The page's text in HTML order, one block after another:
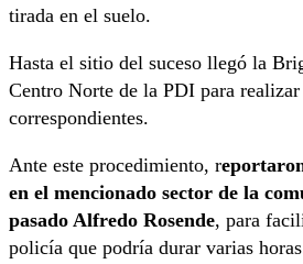
tirada en el suelo.
Hasta el sitio del suceso llegó la
Centro Norte de la PDI para
correspondientes.
Ante este procedimiento, r
en el mencionado sector de la
pasado Alfredo Rosende, para
policía que podría durar varias